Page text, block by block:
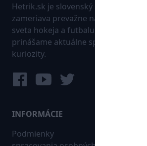
Hetrik.sk je slovenský športový
zameriava prevažne na najnovšie
sveta hokeja a futbalu. Pravidelne
prinášame aktuálne správy, góly,
kuriozity.
INFORMÁCIE
Podmienky